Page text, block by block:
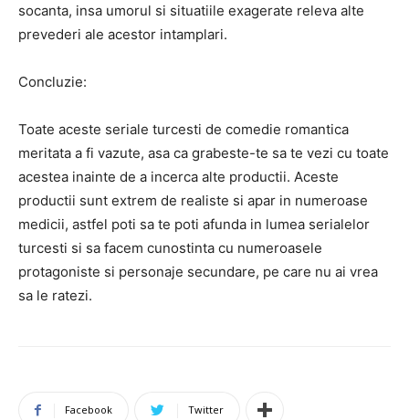
socanta, insa umorul si situatiile exagerate releva alte
prevederi ale acestor intamplari.
Concluzie:
Toate aceste seriale turcesti de comedie romantica
meritata a fi vazute, asa ca grabeste-te sa te vezi cu toate
acestea inainte de a incerca alte productii. Aceste
productii sunt extrem de realiste si apar in numeroase
medicii, astfel poti sa te poti afunda in lumea serialelor
turcesti si sa facem cunostinta cu numeroasele
protagoniste si personaje secundare, pe care nu ai vrea
sa le ratezi.
Facebook Twitter